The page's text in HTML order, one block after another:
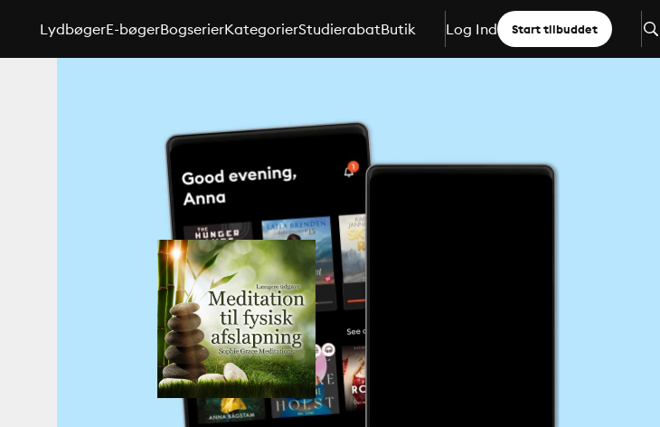
LydbøgerE-bøgerBogserierKategorierStudierabatButik Log Ind Start tilbuddet